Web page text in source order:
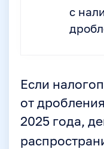
с
Если
от
2025 года,